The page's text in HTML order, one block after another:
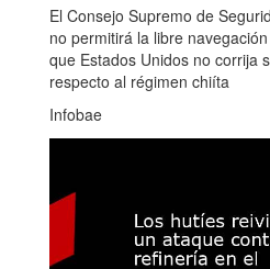
El Consejo Supremo de
no permitirá la libre
que Estados Unidos no corrija
respecto al régimen chiíta
Infobae